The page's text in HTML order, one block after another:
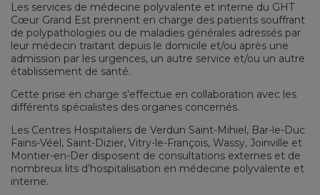
Les services de médecine polyvalente et interne du GHT
Cœur Grand Est prennent en charge des patients souffrant
de polypathologies ou de maladies générales adressés par
leur médecin traitant depuis le domicile et/ou après une
admission par les urgences, un autre service et/ou un autre
établissement de santé.
Cette prise en charge s’effectue en collaboration avec les
différents spécialistes des organes concernés.
Les Centres Hospitaliers de Verdun Saint-Mihiel, Bar-le-Duc
Fains-Véel, Saint-Dizier, Vitry-le-François, Wassy, Joinville et
Montier-en-Der disposent de consultations externes et de
nombreux lits d’hospitalisation en médecine polyvalente et
interne.